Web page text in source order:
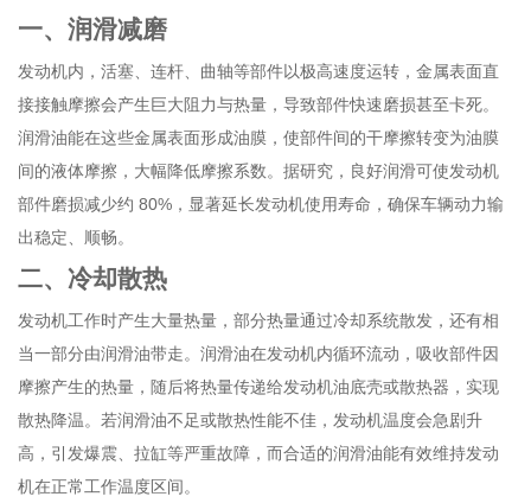
18207556558
q1508@126.COM
深圳市南山区前海路振业国际商务中心21楼2102
一、润滑减磨
发动机内，活塞、连杆、曲轴等部件以极高速度运转，金属表面直
接接触摩擦会产生巨大阻力与热量，导致部件快速磨损甚至卡死。
润滑油能在这些金属表面形成油膜，使部件间的干摩擦转变为油膜
间的液体摩擦，大幅降低摩擦系数。据研究，良好润滑可使发动机
部件磨损减少约 80%，显著延长发动机使用寿命，确保车辆动力输
出稳定、顺畅。
二、冷却散热
发动机工作时产生大量热量，部分热量通过冷却系统散发，还有相
当一部分由润滑油带走。润滑油在发动机内循环流动，吸收部件因
摩擦产生的热量，随后将热量传递给发动机油底壳或散热器，实现
散热降温。若润滑油不足或散热性能不佳，发动机温度会急剧升
高，引发爆震、拉缸等严重故障，而合适的润滑油能有效维持发动
机在正常工作温度区间。